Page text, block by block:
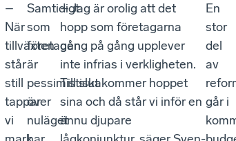
–
När
tillväxten
står
still
tappar
vi
Samtidigt
som
företagen
är
pessimistiska
över
nuläget
– Jag är orolig att det
hopp som företagarna
gång på gång upplever
inte infrias i verkligheten.
Till slut kommer hoppet
sina och då står vi inför en
ännu djupare
En
stor
del
av
går i